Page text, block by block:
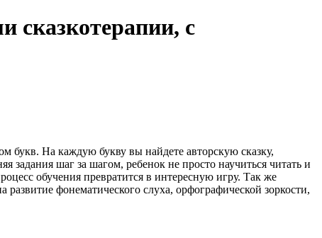
сказкотерапии, с
букв. На каждую букву вы найдете авторскую сказку,
задания шаг за шагом, ребенок не просто научиться читать и
обучения превратится в интересную игру. Так же
фонематического слуха, орфографической зоркости,